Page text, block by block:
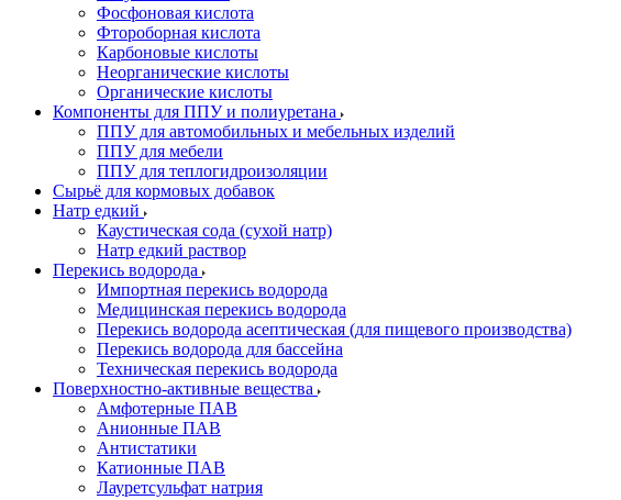
Фосфоновая кислота
Фтороборная кислота
Карбоновые кислоты
Неорганические кислоты
Органические кислоты
Компоненты для ППУ и полиуретана
ППУ для автомобильных и мебельных изделий
ППУ для мебели
ППУ для теплогидроизоляции
Сырьё для кормовых добавок
Натр едкий
Каустическая сода (сухой натр)
Натр едкий раствор
Перекись водорода
Импортная перекись водорода
Медицинская перекись водорода
Перекись водорода асептическая (для пищевого производства)
Перекись водорода для бассейна
Техническая перекись водорода
Поверхностно-активные вещества
Амфотерные ПАВ
Анионные ПАВ
Антистатики
Катионные ПАВ
Лауретсульфат натрия